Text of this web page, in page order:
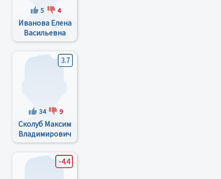
5 4
Иванова Елена
Васильевна
3.7
34 9
Сколуб Максим
Владимирович
-4.4